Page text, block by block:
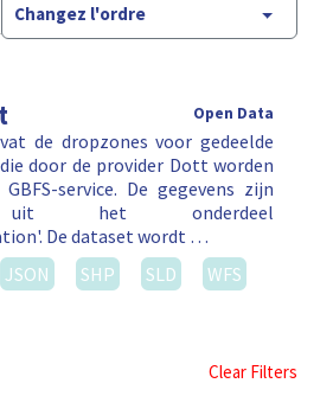
Changez l'ordre
Open Data
de dropzones voor gedeelde
door de provider Dott worden
service. De gegevens zijn
uit het onderdeel
De dataset wordt …
JSON SHP SLD
WFS
Clear Filters